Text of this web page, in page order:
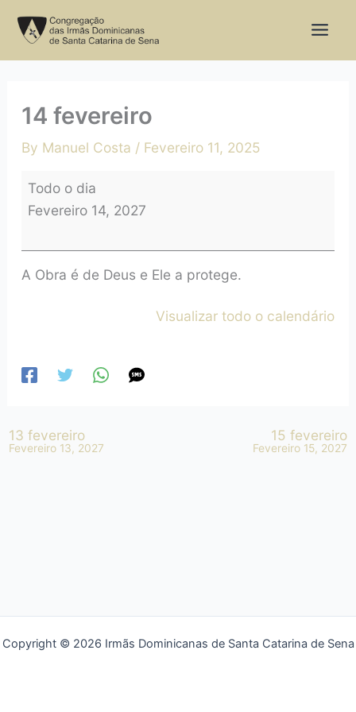
14 fevereiro
By Manuel Costa / Fevereiro 11, 2025
fevereiro
Todo o dia
Fevereiro 14, 2027
A Obra é de Deus e Ele a protege.
Visualizar todo o calendário
13 fevereiro
Fevereiro 13, 2027
15 fevereiro
Fevereiro 15, 2027
Copyright © 2026 Irmãs Dominicanas de Santa Catarina de Sena